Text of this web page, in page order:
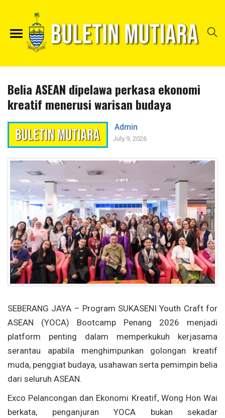
Belia ASEAN dipelawa perkasa ekonomi
kreatif menerusi warisan budaya
Admin
July 9, 2026
SEBERANG JAYA – Program SUKASENI Youth Craft for
ASEAN (YOCA) Bootcamp Penang 2026 menjadi
platform penting dalam memperkukuh kerjasama
serantau apabila menghimpunkan golongan kreatif
muda, penggiat budaya, usahawan serta pemimpin belia
dari seluruh ASEAN.
Exco Pelancongan dan Ekonomi Kreatif, Wong Hon Wai
berkata, penganjuran YOCA bukan sekadar